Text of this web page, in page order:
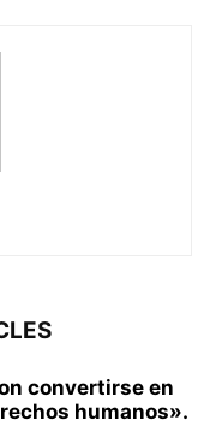
convertirse en
humanos».